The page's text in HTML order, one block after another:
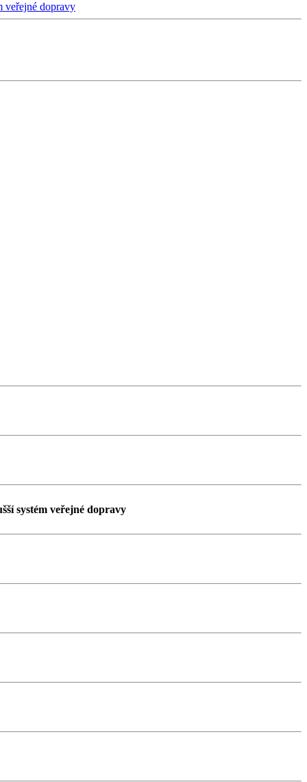
veřejné dopravy
systém veřejné dopravy